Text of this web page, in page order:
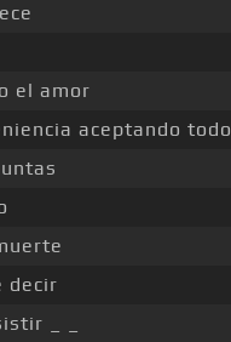
el amor
aceptando todo
decir
_ _